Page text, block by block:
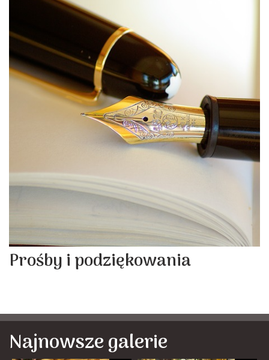
Prośby i podziękowania
Najnowsze galerie